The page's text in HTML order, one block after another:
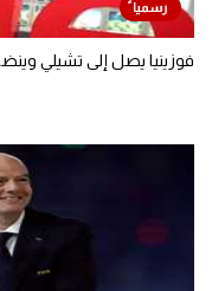
فوزينيا يصل إلى تشيلي